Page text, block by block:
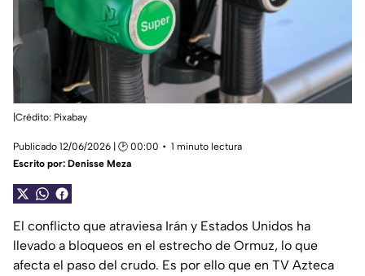
|Crédito: Pixabay
Publicado 12/06/2026 | 🕑 00:00
1 minuto lectura
Escrito por: Denisse Meza
El conflicto que atraviesa Irán y Estados Unidos ha
llevado a bloqueos en el estrecho de Ormuz, lo que
afecta el paso del crudo. Es por ello que en TV Azteca